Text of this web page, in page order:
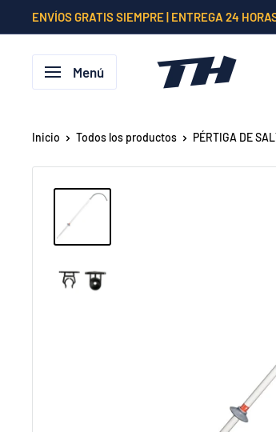
directamente
contenido
ENVÍOS GRATIS SIEMPRE | ENTREGA 24
Menú
Inicio Todos los productos PÉRTIGA DE